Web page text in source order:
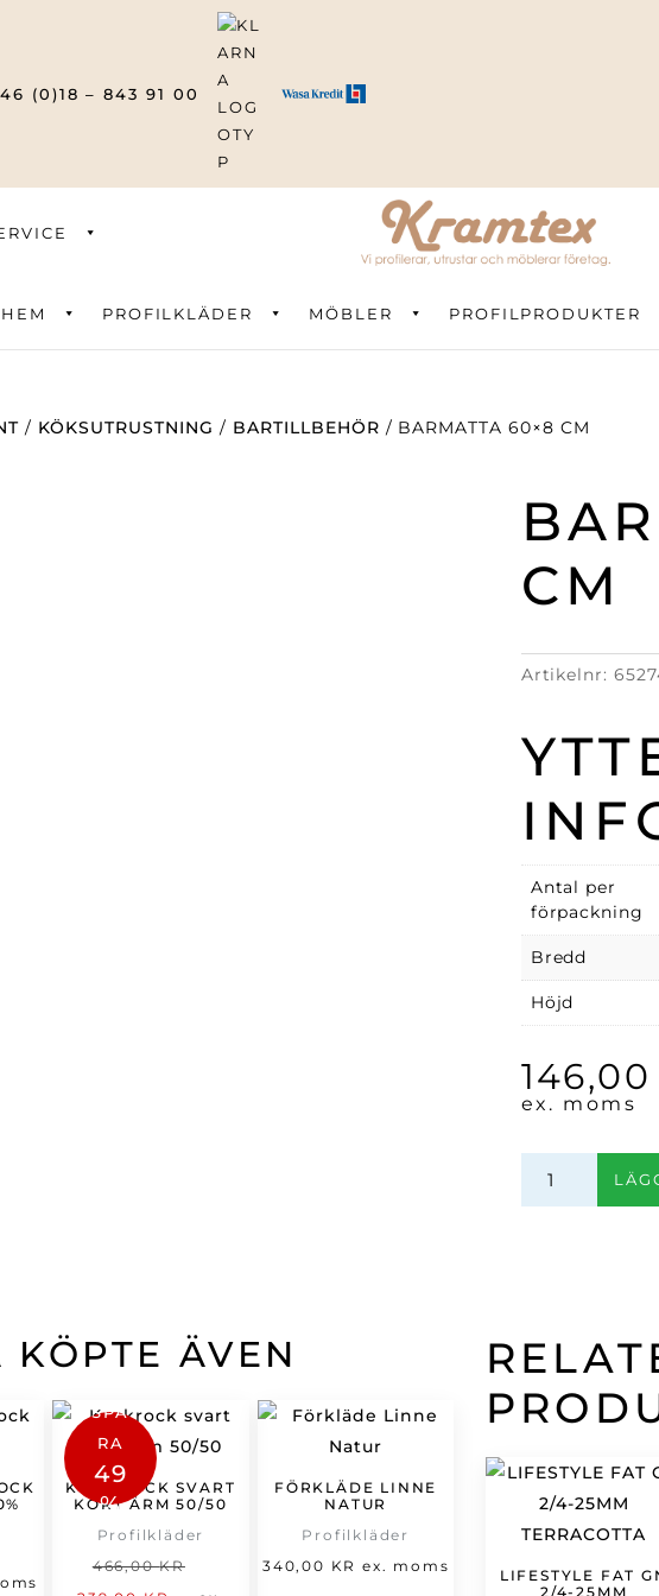
(0)18 – 843 91 00
HEM PROFILKLÄDER MÖBLER PROFILPRODUKTER
Produktsökning
/ KÖKSUTRUSTNING / BARTILLBEHÖR / BARMATTA 60×8 CM
CM
Artikelnr:
Antal per
förpackning
Bredd
Höjd
146,00
ex. moms
60x8
KÖPTE ÄVEN
SPA
RA
49
%
KOCKROCK SVART
KORT ÄRM 50/50
Profilkläder
466,00KR
FÖRKLÄDE LINNE
NATUR
Profilkläder
340,00 KR ex. moms
LIFESTYLE FAT
2/4-25MM